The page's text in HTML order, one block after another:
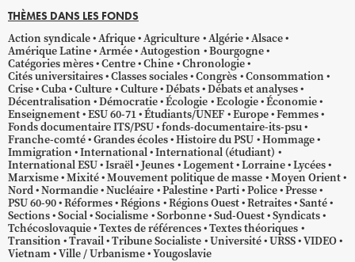
THÈMES DANS LES FONDS
Action syndicale Afrique Agriculture Algérie Alsace
Amérique Latine Armée Autogestion
Bourgogne
Catégories mères Centre Chine Chronologie
Cités universitaires Classes sociales Congrès Consommation
Crise Cuba Culture Culture Débats Débats et analyses
Décentralisation Démocratie Écologie Ecologie Économie
Enseignement ESU 60-71 Étudiants/UNEF Europe Femmes
Fonds documentaire ITS/PSU fonds-documentaire-its-psu
Franche-comté Grandes écoles Histoire du PSU Hommage
Immigration International International (étudiant)
International ESU Israël Jeunes Logement Lorraine Lycées
Marxisme Mixité Mouvement politique de masse Moyen Orient
Nord Normandie Nucléaire Palestine Parti Police Presse
PSU 60-90 Réformes Régions Régions Ouest Retraites Santé
Sections Social Socialisme Sorbonne Sud-Ouest Syndicats
Tchécoslovaquie Textes de références Textes théoriques
Transition Travail Tribune Socialiste Université URSS VIDEO
Vietnam Ville / Urbanisme Yougoslavie